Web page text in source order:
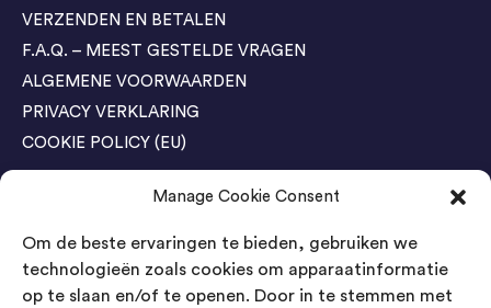
Manage Cookie Consent
Om de beste ervaringen te bieden, gebruiken we
technologieën zoals cookies om apparaatinformatie
op te slaan en/of te openen. Door in te stemmen met
VERZENDEN EN BETALEN
F.A.Q. – MEEST GESTELDE VRAGEN
ALGEMENE VOORWAARDEN
PRIVACY VERKLARING
COOKIE POLICY (EU)
Agenda Trade Shows
04-05 November / SVG FAIR Winterswijk
Bestel GRATIS kaarten